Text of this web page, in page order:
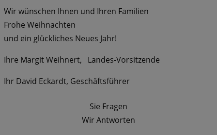
Wir wünschen Ihnen und Ihren Familien
Frohe Weihnachten
und ein glückliches Neues Jahr!
Ihre Margit Weihnert, Landes-Vorsitzende
Ihr David Eckardt, Geschäftsführer
Sie Fragen
Wir Antworten